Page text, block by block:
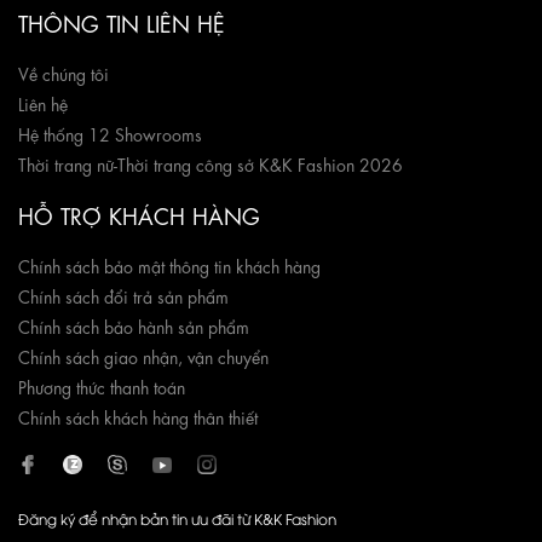
THÔNG TIN LIÊN HỆ
Về chúng tôi
Liên hệ
Hệ thống 12 Showrooms
Thời trang nữ-Thời trang công sở K&K Fashion 2026
HỖ TRỢ KHÁCH HÀNG
Chính sách bảo mật thông tin khách hàng
Chính sách đổi trả sản phẩm
Chính sách bảo hành sản phẩm
Chính sách giao nhận, vận chuyển
Phương thức thanh toán
Chính sách khách hàng thân thiết
Đăng ký để nhận bản tin ưu đãi từ K&K Fashion